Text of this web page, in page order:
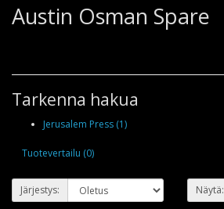
Austin Osman Spare
Tarkenna hakua
Jerusalem Press (1)
Tuotevertailu (0)
Järjestys: Näytä: